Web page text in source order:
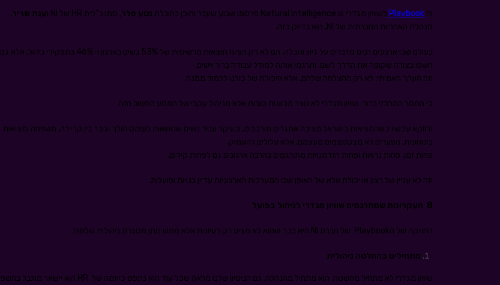
וה Playbook לשוויון מגדרי ש Natural Intelligence פרסמו שבוע שעבר והוכן בהובלת נטע פלר, סמנכ"לית HR של NI ו ענת שריר,
מנהלת האחריות החברתית של NI, הוא בדיוק כזה.
בעולם שבו ארגונים רבים מדברים על גיוון והכלה, הם לא רק הציגו תוצאות מרשימות של 53% נשים בארגון ו-46% בתפקידי ניהול, אלא גם
חשפו בצורה שקופה את הדרך לשם, ותרגמו אותה למודל עבודה ברור וישים.
וזה הערך האמיתי: לא רק ההצלחה שלהם, אלא היכולת של כולנו ללמוד ממנה.
כי המסר המרכזי ברור: שוויון מגדרי לא נוצר מכוונות טובות אלא מניהול עקבי של המסע החשוב הזה.
ודווקא עכשיו כשהמציאות בישראל מציבה אתגרים מורכבים, ובעיקר עבור נשים שנושאות בעומס הולך וגובר בין קריירה, משפחה ומציאות
ביטחונית, הפערים לא מצטמצמים מעצמם, אלא עלולים להעמיק.
פחות זמן, פחות נראות ופחות הזדמנויות מתורגמים בהרבה ארגונים גם לפחות קידום.
וזה לא עניין של רצון או יכולת אלא של האופן שבו המערכות הארגוניות עדיין בנויות ופועלות.
8 העקרונות שמתרגמים שוויון מגדרי לניהול בפועל
החוזקה של הPlaybook של חברת NI היא בכך שהוא לא מציע רק רעיונות אלא ממש נותן מסגרת ניהולית שלמה:
מתחילים בהחלטה ניהולית
שוויון מגדרי לא מתחיל מהשטח, הוא מתחיל מהנהלה. גם הניסיון שלנו מראה שכל עוד הוא נתפס כיוזמה של HR הוא יישאר מוגבל בהשפעה.